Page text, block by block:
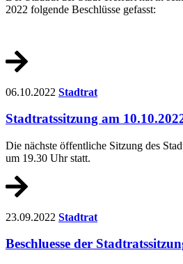
2022 folgende Beschlüsse gefasst:
06.10.2022 Stadtrat
Stadtratssitzung am
Die nächste öffentliche Sitzung des
um 19.30 Uhr statt.
23.09.2022 Stadtrat
Beschluesse der